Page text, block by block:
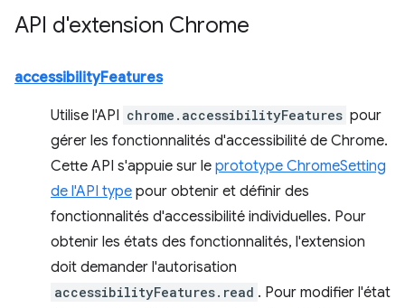
API d'extension Chrome
accessibilityFeatures
Utilise l'API chrome.accessibilityFeatures pour
gérer les fonctionnalités d'accessibilité de Chrome.
Cette API s'appuie sur le prototype ChromeSetting
de l'API type pour obtenir et définir des
fonctionnalités d'accessibilité individuelles. Pour
obtenir les états des fonctionnalités, l'extension
doit demander l'autorisation
accessibilityFeatures.read . Pour modifier l'état